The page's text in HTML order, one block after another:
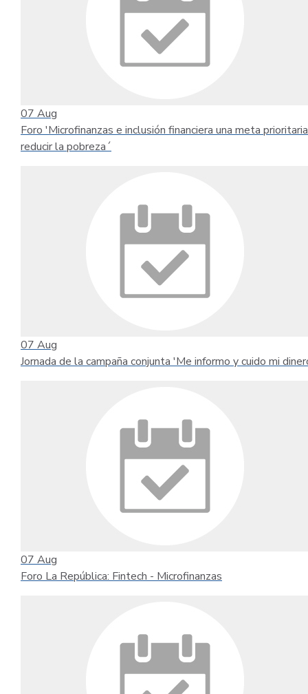
07 Aug
Foro 'Microfinanzas e inclusión financiera una meta
reducir la pobreza´
07 Aug
Jornada de la campaña conjunta 'Me informo y cuido mi
07 Aug
Foro La República: Fintech - Microfinanzas